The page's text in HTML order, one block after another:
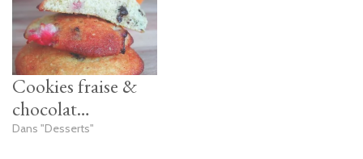
Cookies fraise &
chocolat…
Dans "Desserts"